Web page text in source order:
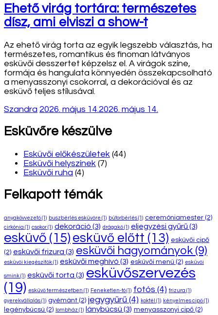
Ehető virág tortára: természetes
dísz, ami elviszi a show-t
Az ehető virág torta az egyik legszebb választás, ha
természetes, romantikus és finoman látványos
esküvői desszertet képzelsz el. A virágok színe,
formája és hangulata könnyedén összekapcsolható
a menyasszonyi csokorral, a dekorációval és az
esküvő teljes stílusával.
Szandra 2026. május 14.2026. május 14.
Esküvőre készülve
Esküvői előkészületek (44)
Esküvői helyszínek (7)
Esküvői ruha (4)
Felkapott témák
anyakövvezető(1) buszbérlés esküvőre (1) bútorbérlés(1) ceremóniamester (2)
cirkónia (1) csokor(1) dekoráció (3) drágakő(1) eljegyzési gyűrű(3)
esküvő (15) esküvő előtt (13) esküvői cipő
(2) esküvői frizura (3) esküvői hagyományok (9)
esküvői kiegészítők(1) esküvői meghívó (3) esküvői menü (2) esküvői
smink(1) esküvői torta (3) esküvőszervezés
(19) esküvő természetben (1) Feneketlen-tó(1) fotós (4) frizura (1)
gyerekvállalás(1) gyémánt (2) jegygyűrű (4) koktél (1) kényelmes cipő(1)
legénybúcsú (2) lombház (1) lánybúcsú (3) menyasszonyi cipő (2)